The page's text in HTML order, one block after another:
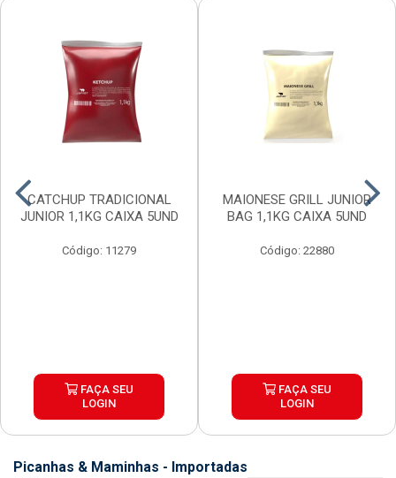
CATCHUP TRADICIONAL
JUNIOR 1,1KG CAIXA 5UND
Código: 11279
FAÇA SEU
LOGIN
MAIONESE GRILL JUNIOR
BAG 1,1KG CAIXA 5UND
Código: 22880
FAÇA SEU
LOGIN
Picanhas & Maminhas - Importadas